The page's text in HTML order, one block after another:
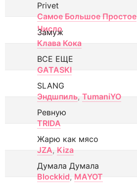
Privet
Самое Большое Простое
Число
Замуж
Клава Кока
ВСЕ ЕЩЕ
GATASKI
SLANG
Эндшпиль, TumaniYO
Ревную
TRIDA
Жарю как мясо
JZA, Kiza
Думала Думала
Blockkid, MAYOT